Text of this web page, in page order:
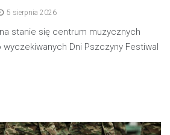
5 sierpnia 2026
stanie się centrum muzycznych
Dni Pszczyny Festiwal